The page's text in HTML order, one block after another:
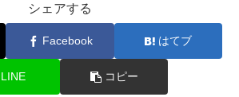
シェアする
Facebook はてブ
LINE コピー